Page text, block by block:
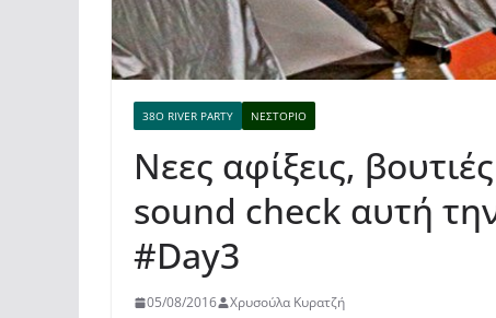
38Ο RIVER PARTY ΝΕΣΤΌΡΙΟ
Νεες αφίξεις,
sound check αυτή
#Day3
05/08/2016 Χρυσούλα Κυρατζή